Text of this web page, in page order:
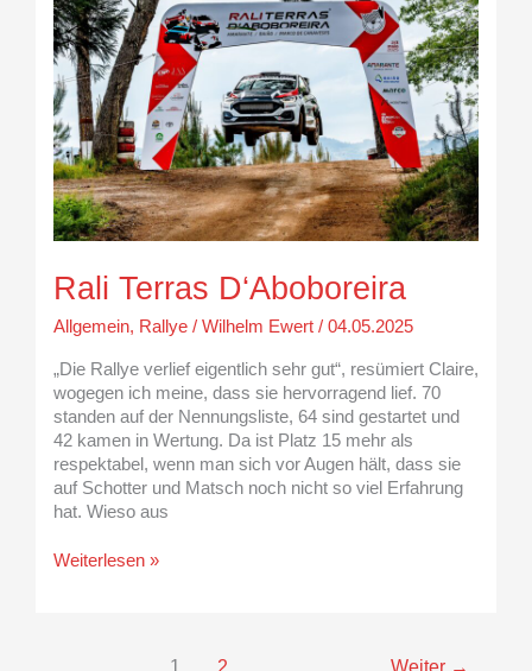
Rali Terras D‘Aboboreira
Allgemein, Rallye/ Wilhelm Ewert / 04.05.2025
„Die Rallye verlief eigentlich sehr gut“, resümiert Claire,
wogegen ich meine, dass sie hervorragend lief. 70
standen auf der Nennungsliste, 64 sind gestartet und
42 kamen in Wertung. Da ist Platz 15 mehr als
respektabel, wenn man sich vor Augen hält, dass sie
auf Schotter und Matsch noch nicht so viel Erfahrung
hat. Wieso aus
D‘Aboboreira
Weiterlesen »